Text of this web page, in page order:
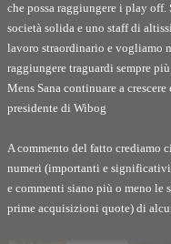
che possa raggiungere i play
società solida e uno staff di
lavoro straordinario e vogliamo
raggiungere traguardi sempre
Mens Sana continuare a
presidente di Wibog
A commento del fatto crediamo
numeri (importanti e
e commenti siano più o meno le
prime acquisizioni quote) di